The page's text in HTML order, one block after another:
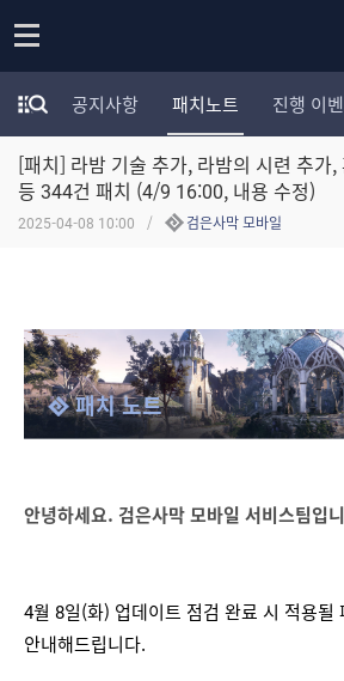
p
e
n
모
험
가
포
카
전
체
보
기
공지사항 패치노트 진행 이
[패치] 라밤 기술 추가, 라밤의 시련 추가
등 344건 패치 (4/9 16:00, 내용 수정)
2025-04-08 10:00 검은사막 모바일
패치 노트
안녕하세요. 검은사막 모바일 서비스팀입
4월 8일(화) 업데이트 점검 완료 시 적용될
안내해드립니다.